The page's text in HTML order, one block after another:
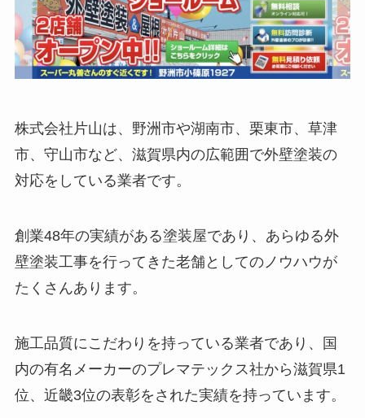
株式会社片山は、野洲市や湖南市、栗東市、草津
市、守山市など、滋賀県内の広範囲で外壁塗装の
対応をしている業者です。
創業48年の実績がある塗装屋であり、あらゆる外
壁塗装工事を行ってきた老舗としてのノウハウが
たくさんあります。
施工品質にこだわりを持っている業者であり、国
内の有名メーカーのプレマテックス社から滋賀県1
位、近畿3位の表彰をされた実績を持っています。